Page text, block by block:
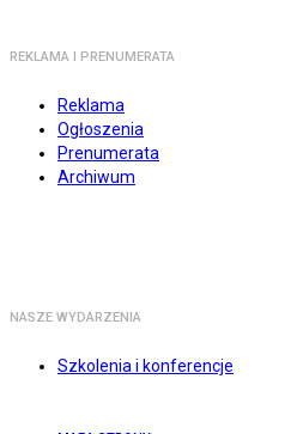
REKLAMA I PRENUMERATA
Reklama
Ogłoszenia
Prenumerata
Archiwum
NASZE WYDARZENIA
Szkolenia i konferencje